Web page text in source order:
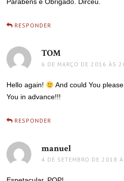
Parabéns e Obrigado. Dirceu.
RESPONDER
TOM
6 DE MARÇO DE 2016 ÀS
Hello again!
And could You
You in advance!!!
RESPONDER
manuel
4 DE SETEMBRO DE 2018